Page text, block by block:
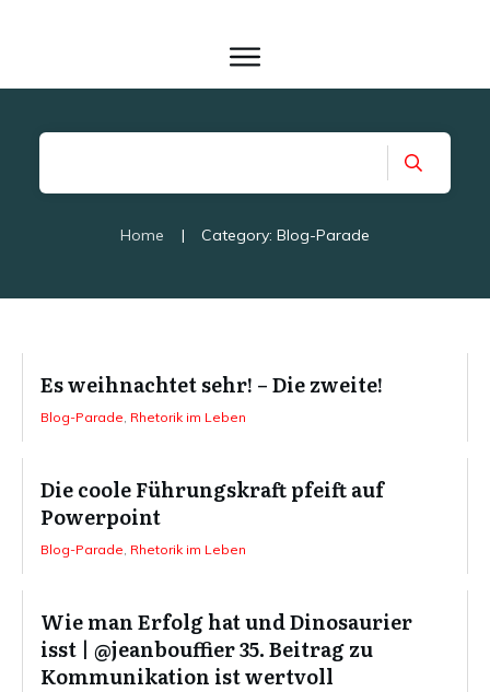
Home | Category: Blog-Parade
Es weihnachtet sehr! – Die zweite!
Blog-Parade Rhetorik im Leben
Die coole Führungskraft pfeift auf
Powerpoint
Blog-Parade Rhetorik im Leben
Wie man Erfolg hat und Dinosaurier
isst | @jeanbouffier 35. Beitrag zu
Kommunikation ist wertvoll